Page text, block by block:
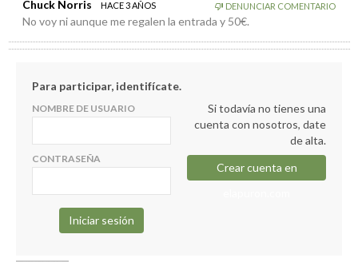
Chuck Norris HACE 3 AÑOS DENUNCIAR COMENTARIO
No voy ni aunque me regalen la entrada y 50€.
Para participar, identifícate.
NOMBRE DE USUARIO
CONTRASEÑA
Si todavía no tienes una
cuenta con nosotros, date
de alta.
Crear cuenta en